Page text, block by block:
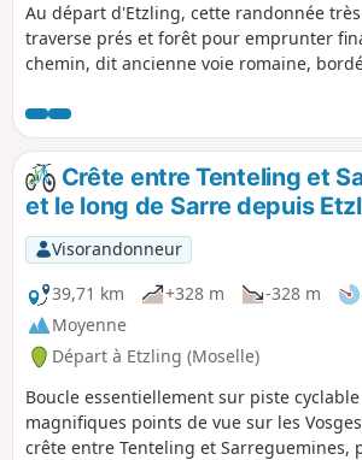
Au départ d'Etzling, cette randonnée
traverse prés et forêt pour emprunter
chemin, dit ancienne voie romaine,
sous Louis XIV au moment de la
s'étend jusqu'au Rhin.
Crête entre Tenteling et
et le long de Sarre depuis
Visorandonneur
39,71 km
+328 m -328 m
Moyenne
Départ à Etzling (Moselle)
Boucle essentiellement sur piste
magnifiques points de vue sur les
crête entre Tenteling et Sarreguemines,